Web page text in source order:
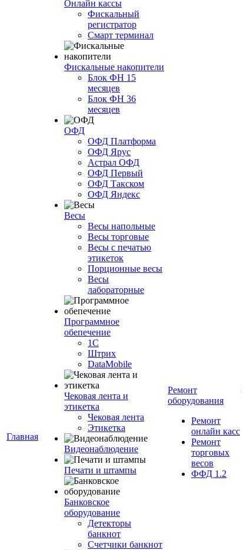
Главная
Онлайн кассы
Фискальный
регистратор
Смарт терминал
Фискальные накопители
Блок ФН 15
месяцев
Блок ФН 36
месяцев
ОФД
ОФД Платформа
ОФД Ярус
Астрал ОФД
ОФД Первый
ОФД Такском
ОФД Яндекс
Весы
Весы напольные
Весы торговые
Весы с печатью
этикеток
Порционные весы
Весы
лабораторные
Программное
обепечение
1С
Штрих
DataMobile
Чековая лента и
этикетка
Чековая лента
Этикетка
Видеонаблюдение
Печати и штампы
Банковское
оборудование
Детекторы
банкнот
Счетчики банкнот
Ремонт
оборудования
Ремонт
онлайн касс
Ремонт
торговых
весов
ФФД 1.2